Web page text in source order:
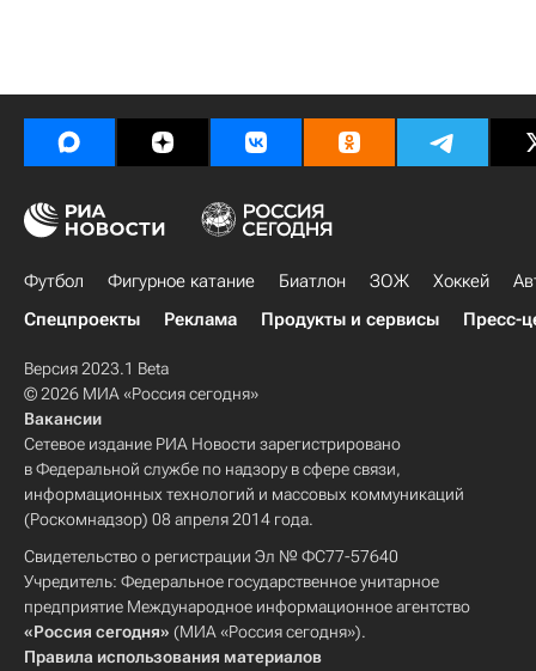
Футбол Фигурное катание Биатлон ЗОЖ Хоккей
Спецпроекты
Реклама Продукты и сервисы Пресс-
Версия 2023.1 Beta
© 2026 МИА «Россия сегодня»
Вакансии
Сетевое издание РИА Новости зарегистрировано
в Федеральной службе по надзору в сфере связи,
информационных технологий и массовых коммуникаций
(Роскомнадзор) 08 апреля 2014 года.
Свидетельство о регистрации Эл № ФС77-57640
Учредитель: Федеральное государственное унитарное
предприятие Международное информационное агентство
«Россия сегодня» (МИА «Россия сегодня»).
Правила использования материалов